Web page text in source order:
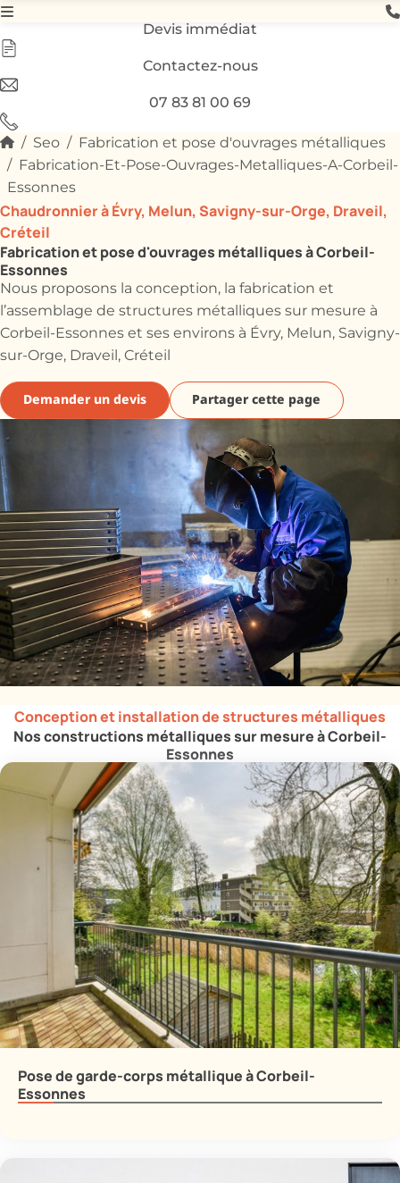
Devis immédiat
Contactez-nous
07 83 81 00 69
Seo
Fabrication et pose d'ouvrages métalliques
Fabrication-Et-Pose-Ouvrages-Metalliques-A-Corbeil-
Essonnes
Fabrication et pose d'ouvrages métalliques à Corbeil-
Essonnes
Chaudronnier à Évry, Melun, Savigny-sur-Orge, Draveil,
Créteil
Nous proposons la conception, la fabrication et
l’assemblage de structures métalliques sur mesure à
Corbeil-Essonnes et ses environs à Évry, Melun, Savigny-
sur-Orge, Draveil, Créteil
Demander un devis Partager cette page
Nos constructions métalliques sur mesure à Corbeil-
Essonnes
Conception et installation de structures métalliques
Pose de garde-corps métallique à Corbeil-
Essonnes